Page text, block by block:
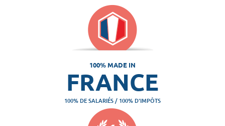
100% MADE IN
FRANCE
100% DE SALARIÉS / 100% D'IMPÔTS